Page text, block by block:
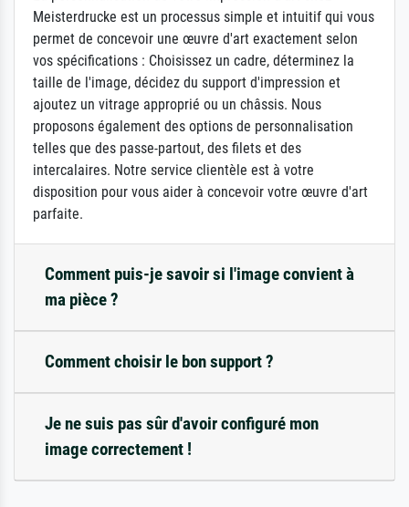
Meisterdrucke est un processus simple et intuitif qui vous
permet de concevoir une œuvre d'art exactement selon
vos spécifications : Choisissez un cadre, déterminez la
taille de l'image, décidez du support d'impression et
ajoutez un vitrage approprié ou un châssis. Nous
proposons également des options de personnalisation
telles que des passe-partout, des filets et des
intercalaires. Notre service clientèle est à votre
disposition pour vous aider à concevoir votre œuvre d'art
parfaite.
Comment puis-je savoir si l'image convient à
ma pièce ?
Comment choisir le bon support ?
Je ne suis pas sûr d'avoir configuré mon
image correctement !